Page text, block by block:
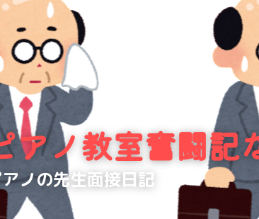
アノ教室奮闘記
ノの先生面接日記